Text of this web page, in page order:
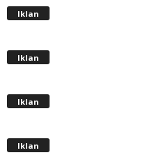
Iklan
Iklan
Iklan
Iklan